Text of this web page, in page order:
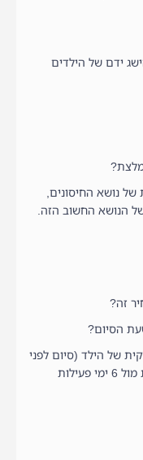
ידם של הילדים
נושא החיסונים,
הנושא החשוב הזה.
זה?
הסיום?
של הילד (סיום לפני
שנת צהריים או רק אחריה, 5 ימי פעילות מול 6 ימי פעילות